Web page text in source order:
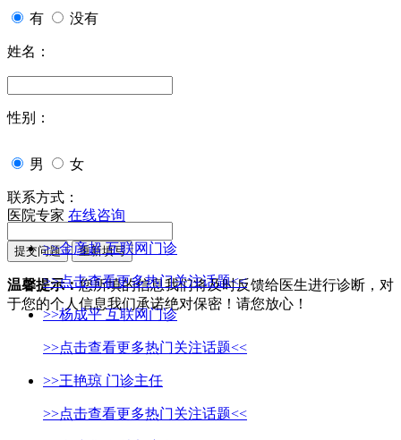
有 没有
姓名：
性别：
男 女
联系方式：
温馨提示：您所填的信息我们将及时反馈给医生进行诊断，对
于您的个人信息我们承诺绝对保密！请您放心！
医院专家 在线咨询
>>金彦超 互联网门诊
>>点击查看更多热门关注话题<<
>>杨成平 互联网门诊
>>点击查看更多热门关注话题<<
>>王艳琼 门诊主任
>>点击查看更多热门关注话题<<